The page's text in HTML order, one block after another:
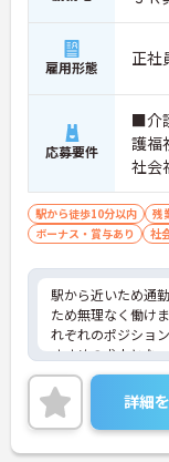
雇用形態 正社
応募要件
■介
護福
社会
車免
ーカ
者を
駅から徒歩10分以内 残
ボーナス・賞与あり
社
駅から近いため通
ため無理なく働け
れぞれのポジショ
すすめの求人とな
ご面接ポイントお
わせください。
詳細